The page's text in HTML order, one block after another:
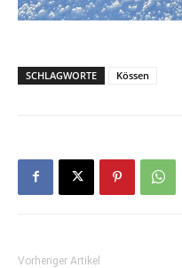
SCHLAGWORTE Kössen
Vorheriger Artikel